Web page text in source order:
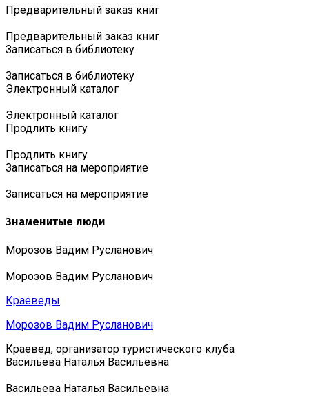
Предварительный заказ книг
Предварительный заказ книг
Записаться в библиотеку
Записаться в библиотеку
Электронный каталог
Электронный каталог
Продлить книгу
Продлить книгу
Записаться на мероприятие
Записаться на мероприятие
Знаменитые люди
Морозов Вадим Русланович
Морозов Вадим Русланович
Краеведы
Морозов Вадим Русланович
Краевед, организатор туристического клуба
Васильева Наталья Васильевна
Васильева Наталья Васильевна